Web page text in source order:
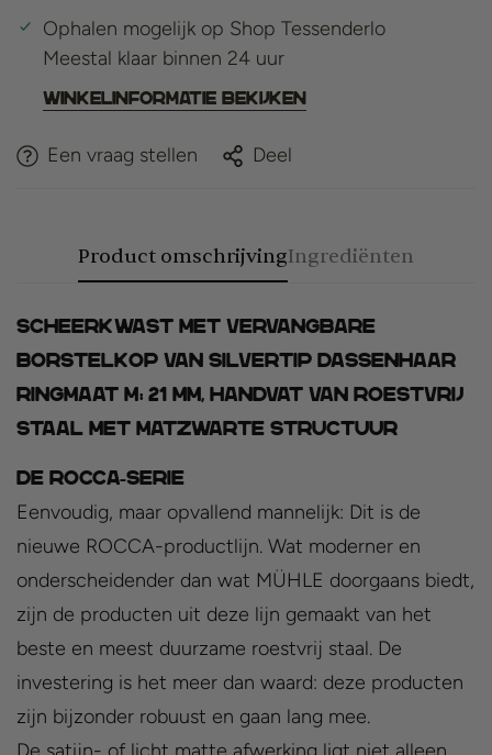
Ophalen mogelijk op Shop Tessenderlo
Meestal klaar binnen 24 uur
Winkelinformatie bekijken
Een vraag stellen Deel
Product omschrijvingIngrediënten
Scheerkwast met vervangbare
borstelkop van silvertip dassenhaar
Ringmaat M: 21 mm, handvat van roestvrij
staal met matzwarte structuur
De ROCCA-serie
Eenvoudig, maar opvallend mannelijk: Dit is de
nieuwe ROCCA-productlijn. Wat moderner en
onderscheidender dan wat MÜHLE doorgaans biedt,
zijn de producten uit deze lijn gemaakt van het
beste en meest duurzame roestvrij staal. De
investering is het meer dan waard: deze producten
zijn bijzonder robuust en gaan lang mee.